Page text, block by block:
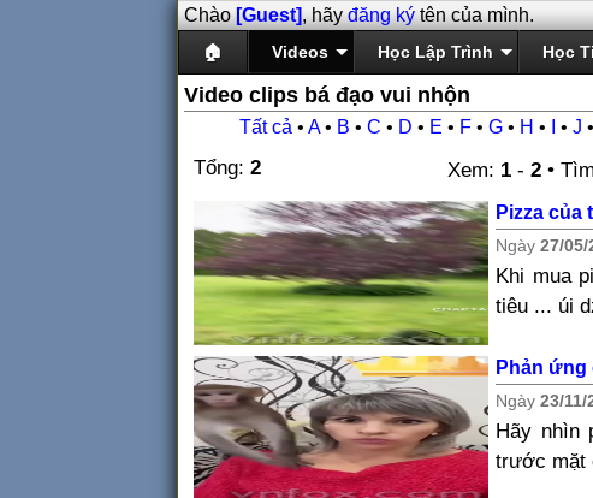
Chào[Guest], hãyđăng kýtên của mình.
🏠 Videos Học Lập Trình Học
Video clips bá đạo vui nhộn
Tất cả • A• B • C • D • E • F• G• H • • J •
Tổng: 2 Xem: 1- 2•
Pizza của
Ngày 27/05/
Khi mua
tiêu ... úi
Phản ứng
Ngày 23/11/
Hãy nhìn
trước mặt